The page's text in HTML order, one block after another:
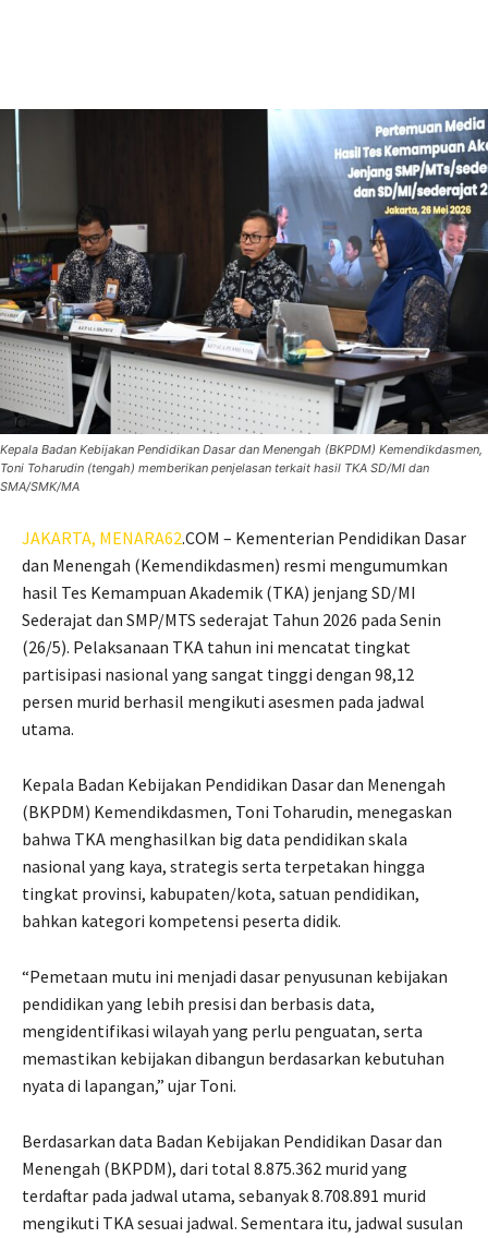
Kepala Badan Kebijakan Pendidikan Dasar dan Menengah (BKPDM) Kemendikdasmen,
Toni Toharudin (tengah) memberikan penjelasan terkait hasil TKA SD/MI dan
SMA/SMK/MA
JAKARTA, MENARA62.COM – Kementerian Pendidikan Dasar
dan Menengah (Kemendikdasmen) resmi mengumumkan
hasil Tes Kemampuan Akademik (TKA) jenjang SD/MI
Sederajat dan SMP/MTS sederajat Tahun 2026 pada Senin
(26/5). Pelaksanaan TKA tahun ini mencatat tingkat
partisipasi nasional yang sangat tinggi dengan 98,12
persen murid berhasil mengikuti asesmen pada jadwal
utama.
Kepala Badan Kebijakan Pendidikan Dasar dan Menengah
(BKPDM) Kemendikdasmen, Toni Toharudin, menegaskan
bahwa TKA menghasilkan big data pendidikan skala
nasional yang kaya, strategis serta terpetakan hingga
tingkat provinsi, kabupaten/kota, satuan pendidikan,
bahkan kategori kompetensi peserta didik.
“Pemetaan mutu ini menjadi dasar penyusunan kebijakan
pendidikan yang lebih presisi dan berbasis data,
mengidentifikasi wilayah yang perlu penguatan, serta
memastikan kebijakan dibangun berdasarkan kebutuhan
nyata di lapangan,” ujar Toni.
Berdasarkan data Badan Kebijakan Pendidikan Dasar dan
Menengah (BKPDM), dari total 8.875.362 murid yang
terdaftar pada jadwal utama, sebanyak 8.708.891 murid
mengikuti TKA sesuai jadwal. Sementara itu, jadwal susulan